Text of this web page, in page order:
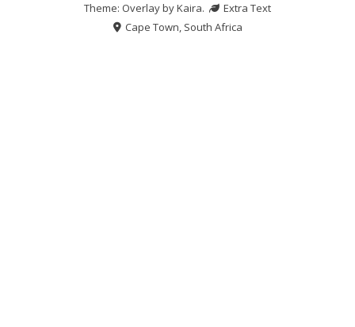
Theme: Overlay byKaira.
Extra Text
Cape Town, South Africa